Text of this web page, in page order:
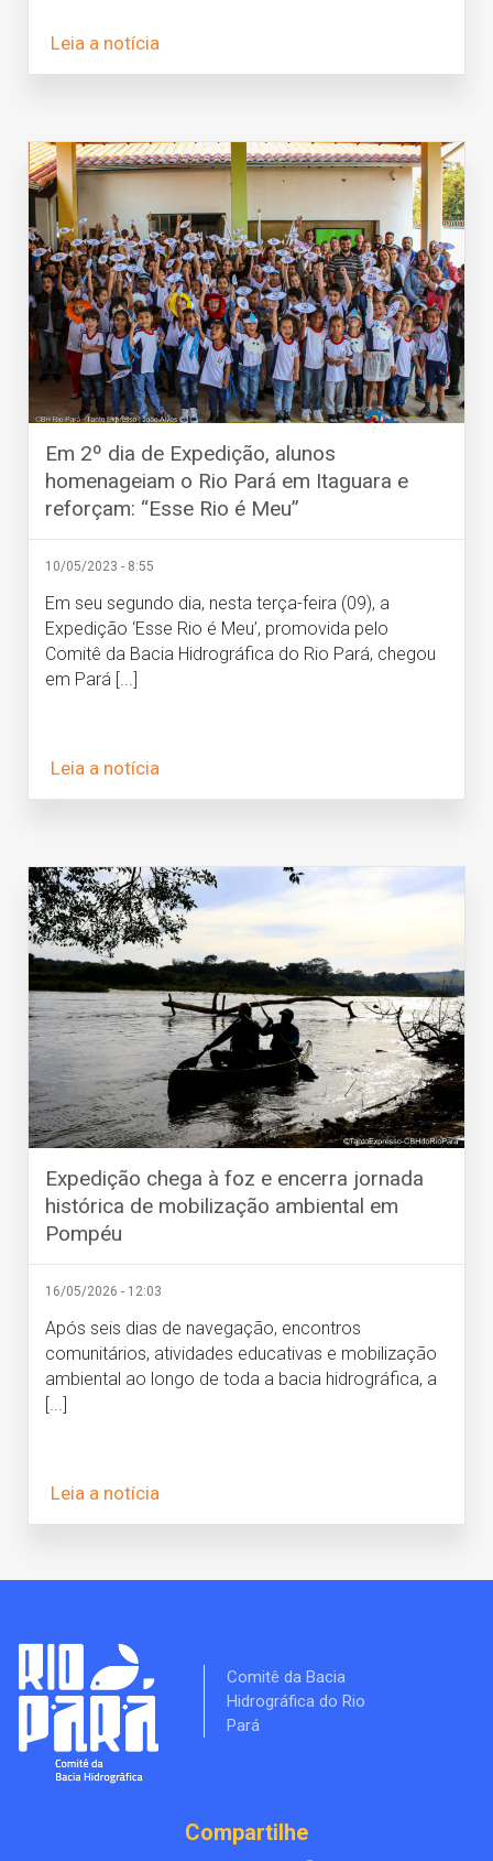
Leia a notícia
Em 2º dia de Expedição, alunos
homenageiam o Rio Pará em Itaguara e
reforçam: “Esse Rio é Meu”
10/05/2023 - 8:55
Em seu segundo dia, nesta terça-feira (09), a
Expedição ‘Esse Rio é Meu’, promovida pelo
Comitê da Bacia Hidrográfica do Rio Pará, chegou
em Pará [...]
Leia a notícia
Expedição chega à foz e encerra jornada
histórica de mobilização ambiental em
Pompéu
16/05/2026 - 12:03
Após seis dias de navegação, encontros
comunitários, atividades educativas e mobilização
ambiental ao longo de toda a bacia hidrográfica, a
[...]
Leia a notícia
Comitê da Bacia
Hidrográfica do Rio
Pará
Compartilhe